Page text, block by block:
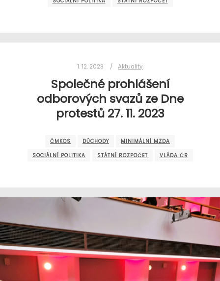
1. 12. 2023 Aktuality
Společné prohlášení
odborových svazů ze Dne
protestů 27. 11. 2023
ČMKOS DŮCHODY
MINIMÁLNÍ MZDA
SOCIÁLNÍ POLITIKA
STÁTNÍ ROZPOČET VLÁDA ČR